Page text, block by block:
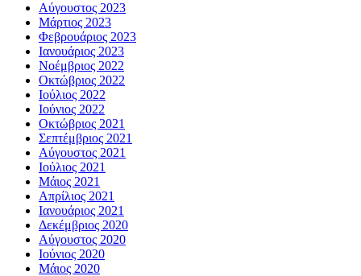
Αύγουστος 2023
Μάρτιος 2023
Φεβρουάριος 2023
Ιανουάριος 2023
Νοέμβριος 2022
Οκτώβριος 2022
Ιούλιος 2022
Ιούνιος 2022
Οκτώβριος 2021
Σεπτέμβριος 2021
Αύγουστος 2021
Ιούλιος 2021
Μάιος 2021
Απρίλιος 2021
Ιανουάριος 2021
Δεκέμβριος 2020
Αύγουστος 2020
Ιούνιος 2020
Μάιος 2020